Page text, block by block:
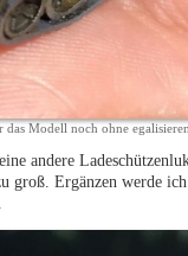
das Modell noch ohne
andere
groß. Ergänzen werde